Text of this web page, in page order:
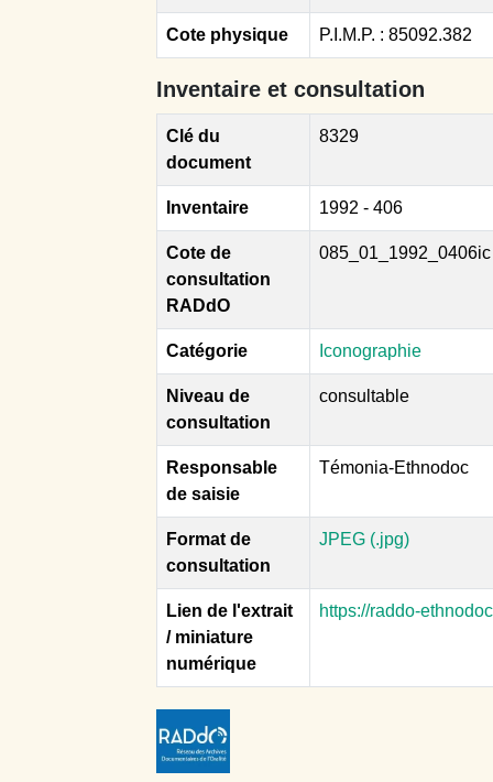
Cote physique P.I.M.P. : 85092.382
Inventaire et consultation
Clé du
document
8329
Inventaire 1992 - 406
Cote de
consultation
RADdO
085_01_1992_0406ic
Catégorie Iconographie
Niveau de
consultation
consultable
Responsable
de saisie
Témonia-Ethnodoc
Format de
consultation
JPEG (.jpg)
Lien de l'extrait
/ miniature
numérique
https://raddo-